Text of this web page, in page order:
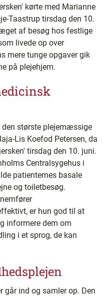
kørte med Marianne
Taastrup tirsdag den 10.
af besøg hos festlige
livede op over
mere tunge opgaver gik
på plejehjem.
største plejemæssige
Lis Koefod Petersen, da
tirsdag den 10. juni.
Centralsygehus i
patienternes basale
og toiletbesøg.
er hun god til at
informere dem om
i et sprog, de kan
går ind og samler op. Den